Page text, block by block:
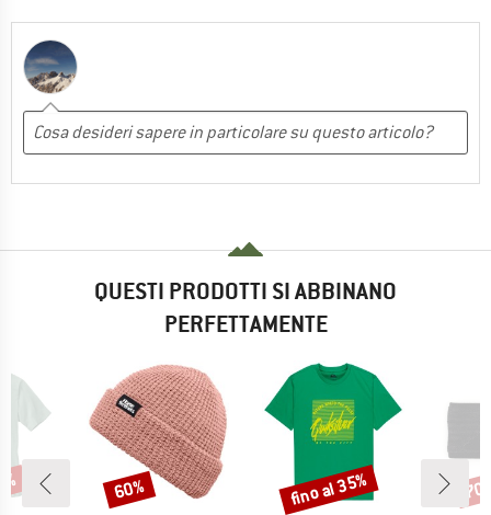
QUESTI PRODOTTI SI ABBINANO
PERFETTAMENTE
Sconto
60% Sconto
fino al 35%